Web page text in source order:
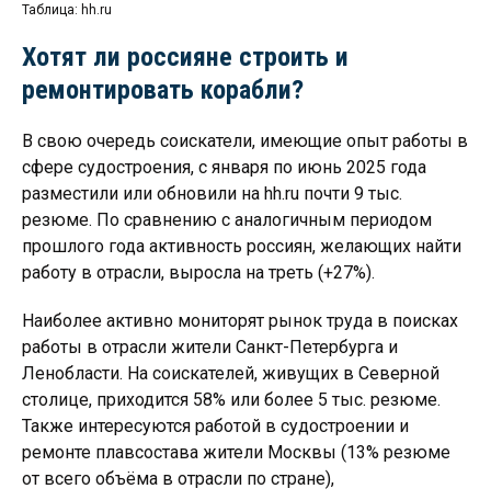
Таблица: hh.ru
Хотят ли россияне строить и
ремонтировать корабли?
В свою очередь соискатели, имеющие опыт работы в
сфере судостроения, с января по июнь 2025 года
разместили или обновили на hh.ru почти 9 тыс.
резюме. По сравнению с аналогичным периодом
прошлого года активность россиян, желающих найти
работу в отрасли, выросла на треть (+27%).
Наиболее активно мониторят рынок труда в поисках
работы в отрасли жители Санкт-Петербурга и
Ленобласти. На соискателей, живущих в Северной
столице, приходится 58% или более 5 тыс. резюме.
Также интересуются работой в судостроении и
ремонте плавсостава жители Москвы (13% резюме
от всего объёма в отрасли по стране),